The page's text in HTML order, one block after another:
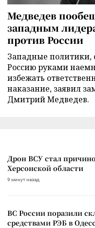
Медведев
западным
против России
Западные политики,
Россию руками
избежать
наказание, заявил
Дмитрий Медведев.
Дрон ВСУ стал
Херсонской области
9 минут назад
ВС России поразили
средствами РЭБ в